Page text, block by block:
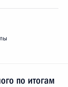
по итогам